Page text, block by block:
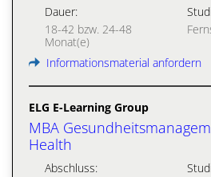
Dauer:
18-42 bzw. 24-48
Monat(e)
Informationsmaterial anfordern
ELG E-Learning Group
MBA
Health
Abschluss: